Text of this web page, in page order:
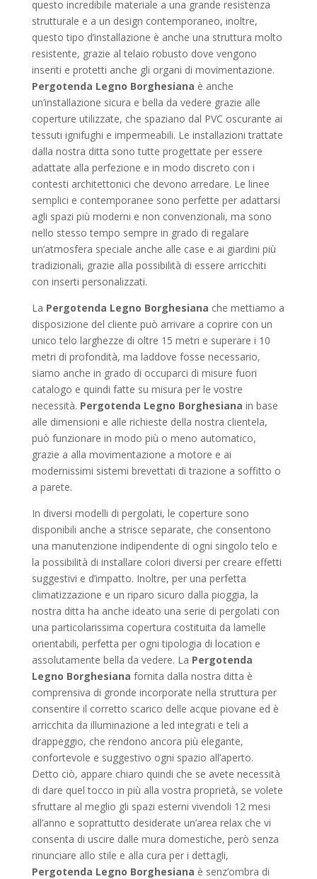
questo incredibile materiale a una grande resistenza
strutturale e a un design contemporaneo, inoltre,
questo tipo d’installazione è anche una struttura molto
resistente, grazie al telaio robusto dove vengono
inseriti e protetti anche gli organi di movimentazione.
Pergotenda Legno Borghesiana è anche
un’installazione sicura e bella da vedere grazie alle
coperture utilizzate, che spaziano dal PVC oscurante ai
tessuti ignifughi e impermeabili. Le installazioni trattate
dalla nostra ditta sono tutte progettate per essere
adattate alla perfezione e in modo discreto con i
contesti architettonici che devono arredare. Le linee
semplici e contemporanee sono perfette per adattarsi
agli spazi più moderni e non convenzionali, ma sono
nello stesso tempo sempre in grado di regalare
un’atmosfera speciale anche alle case e ai giardini più
tradizionali, grazie alla possibilità di essere arricchiti
con inserti personalizzati.
La Pergotenda Legno Borghesiana che mettiamo a
disposizione del cliente può arrivare a coprire con un
unico telo larghezze di oltre 15 metri e superare i 10
metri di profondità, ma laddove fosse necessario,
siamo anche in grado di occuparci di misure fuori
catalogo e quindi fatte su misura per le vostre
necessità. Pergotenda Legno Borghesiana in base
alle dimensioni e alle richieste della nostra clientela,
può funzionare in modo più o meno automatico,
grazie a alla movimentazione a motore e ai
modernissimi sistemi brevettati di trazione a soffitto o
a parete.
In diversi modelli di pergolati, le coperture sono
disponibili anche a strisce separate, che consentono
una manutenzione indipendente di ogni singolo telo e
la possibilità di installare colori diversi per creare effetti
suggestivi e d’impatto. Inoltre, per una perfetta
climatizzazione e un riparo sicuro dalla pioggia, la
nostra ditta ha anche ideato una serie di pergolati con
una particolarissima copertura costituita da lamelle
orientabili, perfetta per ogni tipologia di location e
assolutamente bella da vedere. La Pergotenda
Legno Borghesiana fornita dalla nostra ditta è
comprensiva di gronde incorporate nella struttura per
consentire il corretto scarico delle acque piovane ed è
arricchita da illuminazione a led integrati e teli a
drappeggio, che rendono ancora più elegante,
confortevole e suggestivo ogni spazio all’aperto.
Detto ciò, appare chiaro quindi che se avete necessità
di dare quel tocco in più alla vostra proprietà, se volete
sfruttare al meglio gli spazi esterni vivendoli 12 mesi
all’anno e soprattutto desiderate un’area relax che vi
consenta di uscire dalle mura domestiche, però senza
rinunciare allo stile e alla cura per i dettagli,
Pergotenda Legno Borghesiana è senz’ombra di